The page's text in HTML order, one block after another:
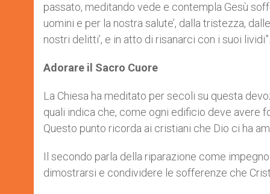
passato, meditando vede e contempla Gesù
uomini e per la nostra salute’, dalla tristezza,
nostri delitti’, e in atto di risanarci con i suoi lividi”.
Adorare il Sacro Cuore
La Chiesa ha meditato per secoli su questa
quali indica che, come ogni edificio deve avere
Questo punto ricorda ai cristiani che Dio ci ha
Il secondo parla della riparazione come
dimostrarsi e condividere le sofferenze che